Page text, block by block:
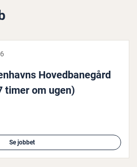
Ho­ved­ba­ne­gård
timer om ugen)
Se jobbet